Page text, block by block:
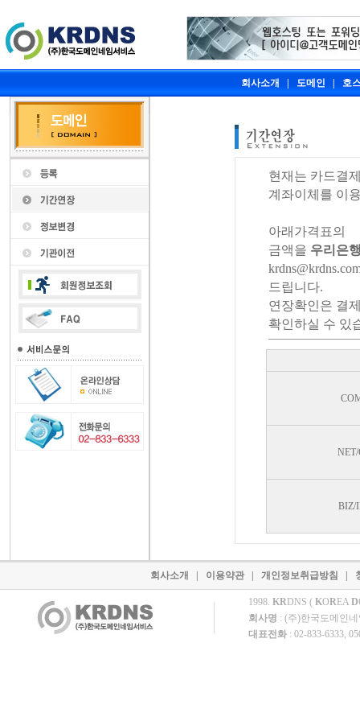
회사소개 도메인 호
현재는 카드결
계좌이체를 이
아래가격표의
금액을 우리은
드립니다.
연장확인은 결
확인하실 수 있
BIZ/
회사소개 이용약관 개인정보취급방침
1998. KRDNS ( KOREA D
회사명 : (주)한국도메인
대표전화 : 02-833-6333,